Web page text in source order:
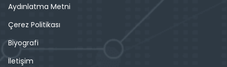
Aydınlatma Metni
Çerez Politikası
Biyografi
İletişim